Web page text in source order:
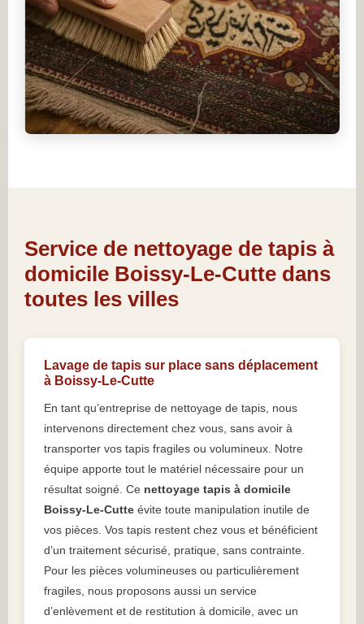
Service de nettoyage de tapis à
domicile Boissy-Le-Cutte dans
toutes les villes
Lavage de tapis sur place sans déplacement
à Boissy-Le-Cutte
En tant qu’entreprise de nettoyage de tapis, nous
intervenons directement chez vous, sans avoir à
transporter vos tapis fragiles ou volumineux. Notre
équipe apporte tout le matériel nécessaire pour un
résultat soigné. Ce nettoyage tapis à domicile
Boissy-Le-Cutte évite toute manipulation inutile de
vos pièces. Vos tapis restent chez vous et bénéficient
d’un traitement sécurisé, pratique, sans contrainte.
Pour les pièces volumineuses ou particulièrement
fragiles, nous proposons aussi un service
d’enlèvement et de restitution à domicile, avec un